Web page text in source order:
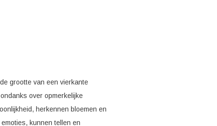
grootte van een vierkante
over opmerkelijke
herkennen bloemen en
kunnen tellen en